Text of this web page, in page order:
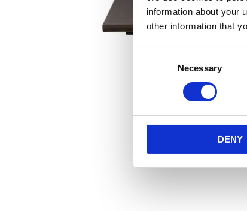
information about your
other information that
Necessary
DENY